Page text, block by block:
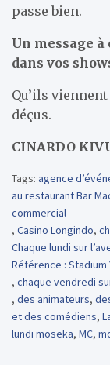
passe bien.
Un message
dans vos
Qu’ils
déçus.
CINARDO
Tags: agence
au restaurant Bar
commercial
, Casino Longindo,
Chaque lundi sur
Référence : Stadium
, chaque vendredi
, des animateurs,
et des comédiens,
lundi moseka, MC,